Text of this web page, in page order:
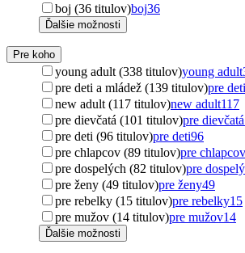
boj (36 titulov)boj36
Ďalšie možnosti
Pre koho
young adult (338 titulov)young adult
pre deti a mládež (139 titulov)pre
new adult (117 titulov)new adult117
pre dievčatá (101 titulov)pre dievčatá
pre deti (96 titulov)pre deti96
pre chlapcov (89 titulov)pre chlapcov
pre dospelých (82 titulov)pre
pre ženy (49 titulov)pre ženy49
pre rebelky (15 titulov)pre rebelky15
pre mužov (14 titulov)pre mužov14
Ďalšie možnosti